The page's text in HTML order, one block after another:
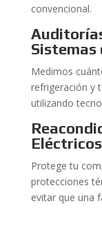
convencional.
Sistemas
Medimos
refrigeración y
utilizando
Eléctricos
Protege tu
protecciones
evitar que una